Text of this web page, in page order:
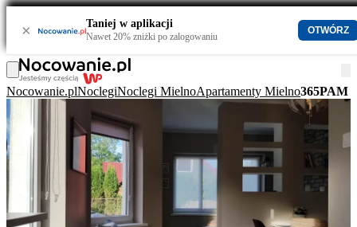
× Taniej w aplikacji
Nawet 20% zniżki po zalogowaniu
OTWÓRZ
Nocowanie.plNoclegiNoclegi MielnoApartamenty Mielno365PAM